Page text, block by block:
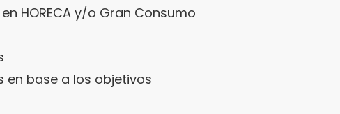
HORECA y/o Gran Consumo
base a los objetivos